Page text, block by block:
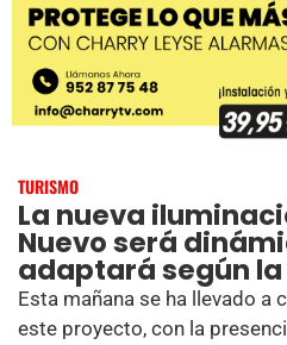
TURISMO
La nueva
Nuevo será
adaptará según
Esta mañana se ha llevado a
este proyecto, con la